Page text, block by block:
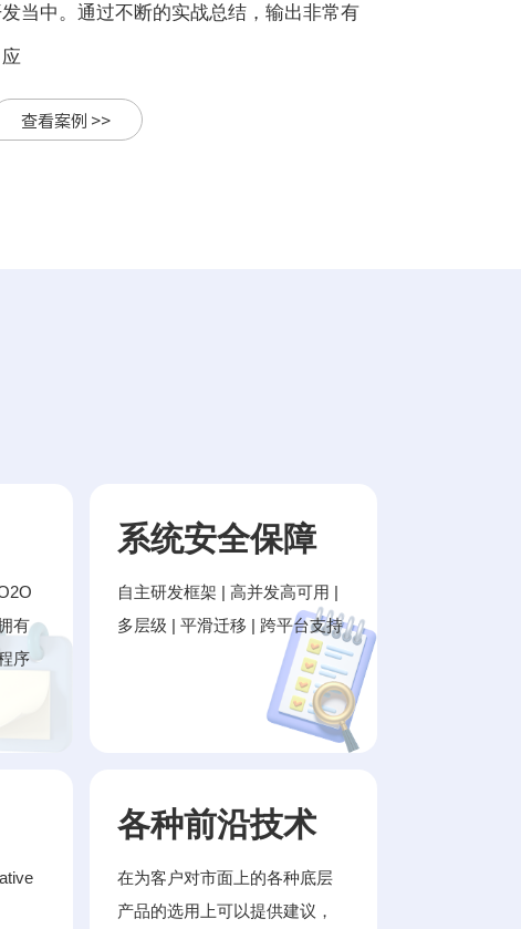
当中。通过不断的实战总结，输出非常有
查看案例 >>
有
序
系统安全保障
自主研发框架 | 高并发高可用 |
多层级 | 平滑迁移 | 跨平台支持
各种前沿技术
在为客户对市面上的各种底层
产品的选用上可以提供建议，